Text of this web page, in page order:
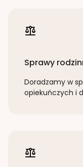
Sprawy
Doradzamy w
opiekuńczych i